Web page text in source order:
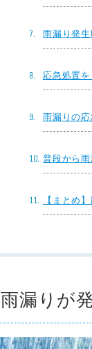
雨漏り発
応急処置
雨漏りの
普段から
【まとめ
雨漏りが